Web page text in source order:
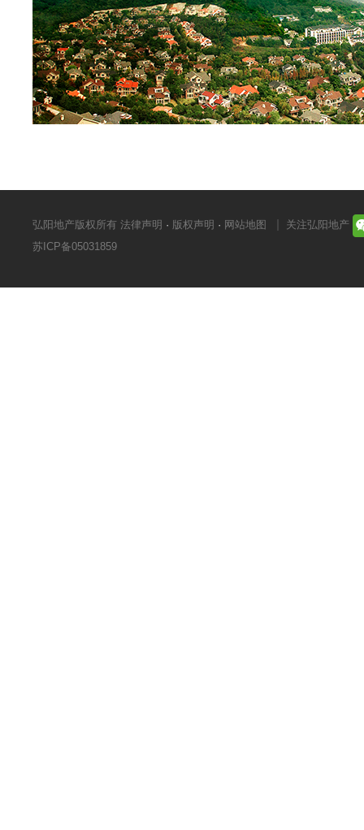
弘阳地产版权所有 法律声明 · 版权声明 · 网站地图
关注弘阳地产
苏ICP备05031859